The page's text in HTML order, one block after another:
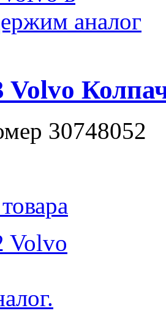
Volvo
30748052